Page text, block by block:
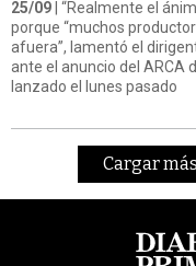
25/09 | “Realmente el
porque “muchos
afuera”, lamentó el
ante el anuncio del ARCA
lanzado el lunes pasado
Cargar